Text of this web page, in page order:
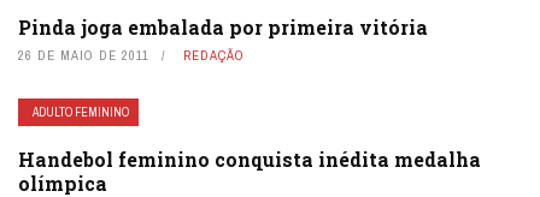
Pinda joga embalada por primeira vitória
26 DE MAIO DE 2011 REDAÇÃO
ADULTO FEMININO
Handebol feminino conquista inédita medalha
olímpica